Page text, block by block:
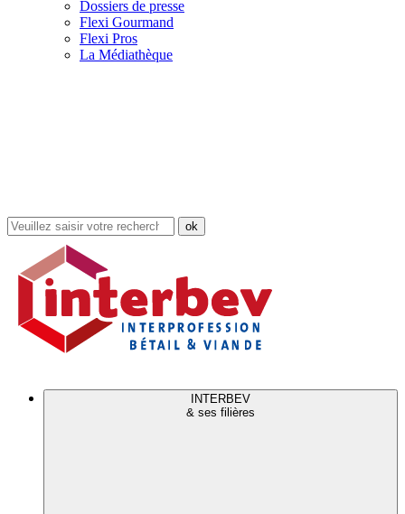
Dossiers de presse
Flexi Gourmand
Flexi Pros
La Médiathèque
Rechercher
dans
site
INTERBEV
& ses filières